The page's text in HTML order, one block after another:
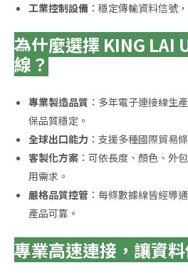
工業控制設備 ：穩定傳輸資料信號
為什麼選擇 KING LAI
線？
專業製造品質 ：多年電子連接線生
保品質穩定。
全球出口能力 ：支援多種國際貿易
客製化方案 ：可依長度、顏色、外
用需求。
嚴格品質控管 ：每條數據線皆經導
產品可靠。
專業高速連接，讓資料